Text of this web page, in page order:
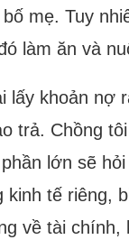
mẹ. Tuy
làm ăn và
khoản nợ
Chồng
lớn sẽ
tế riêng,
về tài